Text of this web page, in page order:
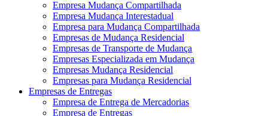
Empresa Mudança Compartilhada
Empresa Mudança Interestadual
Empresa para Mudança Compartilhada
Empresas de Mudança Residencial
Empresas de Transporte de Mudança
Empresas Especializada em Mudança
Empresas Mudança Residencial
Empresas para Mudança Residencial
Empresas de Entregas
Empresa de Entrega de Mercadorias
Empresa de Entregas